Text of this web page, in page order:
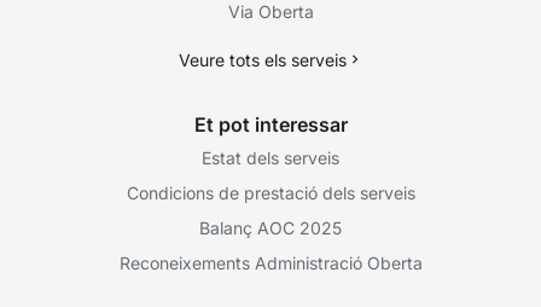
Via Oberta
Veure tots els serveis
Et pot interessar
Estat dels serveis
Condicions de prestació dels serveis
Balanç AOC 2025
Reconeixements Administració Oberta